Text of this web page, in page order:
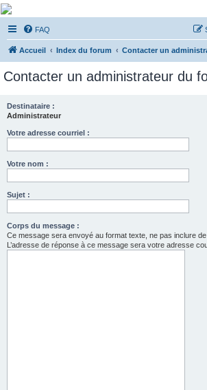
De Musicae Militari -
Forums
Forums de discussions
FAQ
Accueil Index du forum Contacter un
Contacter un administrateur du
Destinataire :
Administrateur
Votre adresse courriel :
Votre nom :
Sujet :
Corps du message :
Ce message sera envoyé au format texte, ne pas inclure
L’adresse de réponse à ce message sera votre adresse